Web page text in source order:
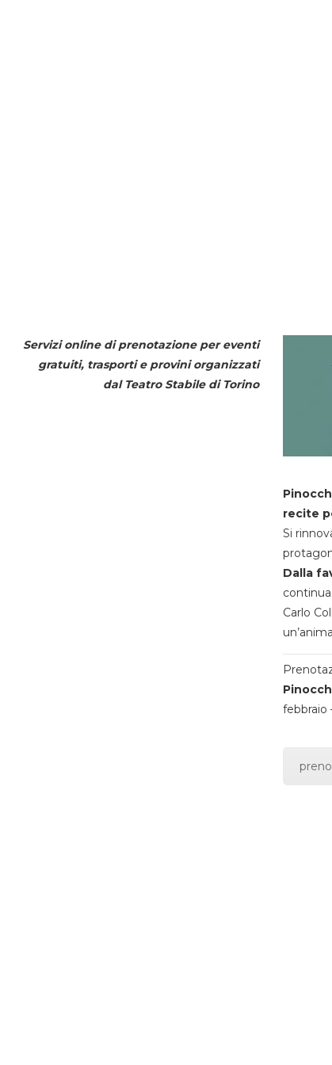
Servizi online di prenotazione per eventi
gratuiti, trasporti e provini organizzati
dal Teatro Stabile di Torino
recite
Si
Dalla
Carlo
febbraio